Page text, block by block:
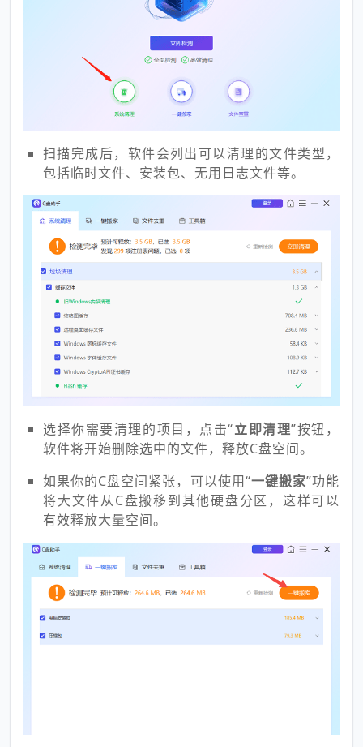
扫描完成后，软件会列出可以清理的文件类型，
包括临时文件、安装包、无用日志文件等。
选择你需要清理的项目，点击“立即清理”按钮，
软件将开始删除选中的文件，释放C盘空间。
如果你的C盘空间紧张，可以使用“一键搬家”功能
将大文件从C盘搬移到其他硬盘分区，这样可以
有效释放大量空间。